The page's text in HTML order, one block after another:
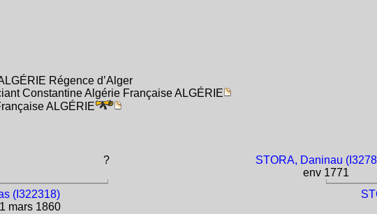
Régence d’Alger
Constantine Algérie Française ALGÉRIE
ALGÉRIE
?
STORA, Daninau
env 1771
(I322318)
mars 1860